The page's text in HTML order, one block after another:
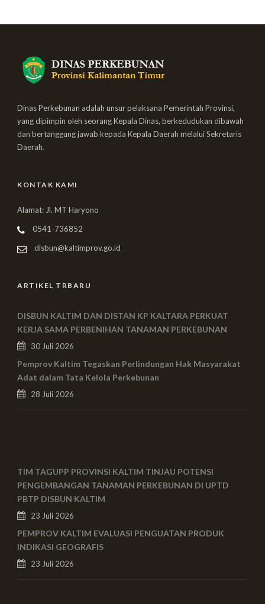
Dinas Perkebunan adalah unsur pelaksana Pemerintah Provinsi,
yang dipimpin oleh seorang Kepala Dinas, berkedudukan dibawah
dan bertanggung jawab kepada Kepala Daerah melalui Sekretaris
Daerah.
KONTAK KAMI
Alamat: Jl. MT Haryono
0541-736852
disbun@kaltimprov.go.id
ARTIKEL TRBARU
DISBUN KALTIM DAN DISTAN KP KALTARA PERKUAT
KERJA SAMA PERBENIHAN TANAMAN PERKEBUNAN
30 Juli 2026
Pemprov Kaltim Tegaskan Perlindungan Hak Masyarakat
Adat dalam Tata Kelola Perkebunan
28 Juli 2026
TIM TAGUPP PROVINSI KALTIM TINJAU POTENSI
PENGEMBANGAN TANAMAN PERKEBUNAN DI UPTD
PBTP DISBUN KALTIM
23 Juli 2026
PEMPROV KALTIM EVALUASI PENGUATAN PRODUK
INDIKASI GEOGRAFIS
23 Juli 2026